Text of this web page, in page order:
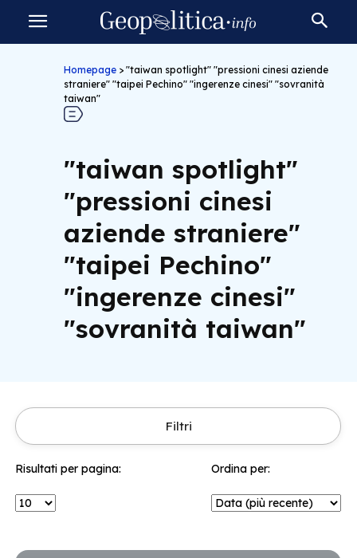
Homepage > "taiwan spotlight" "pressioni cinesi aziende
straniere" "taipei Pechino" "ingerenze cinesi" "sovranità
taiwan"
"taiwan spotlight"
"pressioni cinesi
aziende straniere"
"taipei Pechino"
"ingerenze cinesi"
"sovranità taiwan"
Filtri
Risultati per pagina: Ordina per: